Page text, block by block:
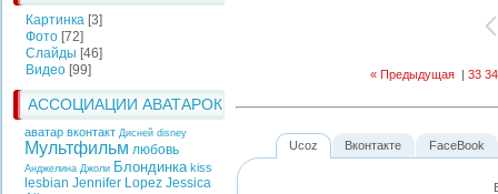
Картинка [3]
Фото [72]
Слайды [46]
Видео [99]
АССОЦИАЦИИ АВАТАРОК
аватар вконтакт Дисней disney
Мультфильм любовь
Анджелина Джоли Блондинка kiss
lesbian Jennifer Lopez Jessica
« Предыдущая | 33 34
Ucoz Вконтакте FaceBook